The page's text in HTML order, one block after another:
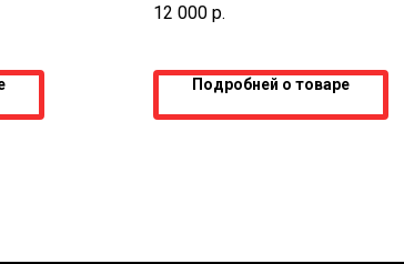
12 000 р.
Подробней о товаре